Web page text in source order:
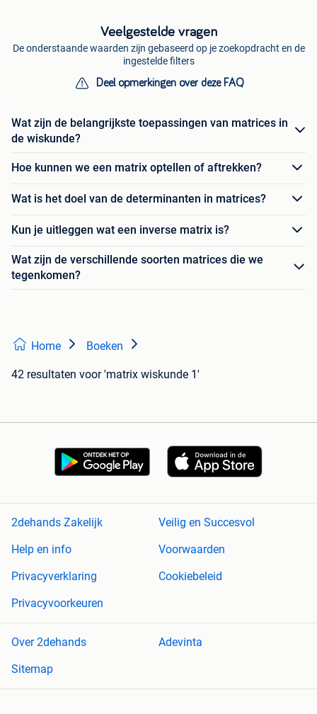
Veelgestelde vragen
De onderstaande waarden zijn gebaseerd op je zoekopdracht en de
ingestelde filters
Deel opmerkingen over deze FAQ
Wat zijn de belangrijkste toepassingen van matrices in
de wiskunde?
Hoe kunnen we een matrix optellen of aftrekken?
Wat is het doel van de determinanten in matrices?
Kun je uitleggen wat een inverse matrix is?
Wat zijn de verschillende soorten matrices die we
tegenkomen?
Home Boeken
42 resultaten voor 'matrix wiskunde 1'
2dehands Zakelijk
Veilig en Succesvol
Help en info
Voorwaarden
Privacyverklaring
Cookiebeleid
Privacyvoorkeuren
Over 2dehands
Adevinta
Sitemap